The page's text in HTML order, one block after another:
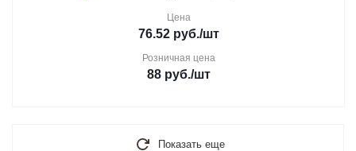
Цена
76.52 руб./шт
Розничная цена
88 руб./шт
Показать еще